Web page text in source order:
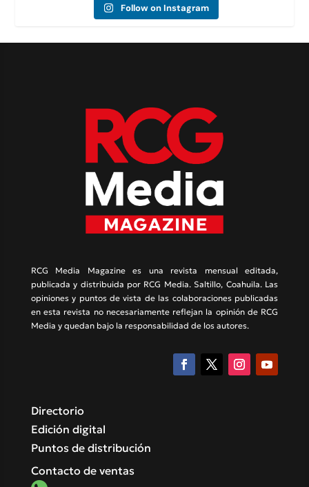
Follow on Instagram
RCG Media Magazine es una revista mensual editada,
publicada y distribuida por RCG Media. Saltillo, Coahuila. Las
opiniones y puntos de vista de las colaboraciones publicadas
en esta revista no necesariamente reflejan la opinión de RCG
Media y quedan bajo la responsabilidad de los autores.
Directorio
Edición digital
Puntos de distribución
Contacto de ventas